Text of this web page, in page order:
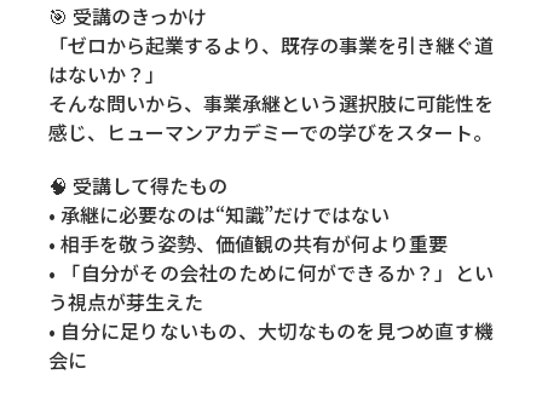
🎯 受講のきっかけ
「ゼロから起業するより、既存の事業を引き継ぐ道
はないか？」
そんな問いから、事業承継という選択肢に可能性を
感じ、ヒューマンアカデミーでの学びをスタート。
🧠 受講して得たもの
• 承継に必要なのは“知識”だけではない
• 相手を敬う姿勢、価値観の共有が何より重要
• 「自分がその会社のために何ができるか？」とい
う視点が芽生えた
• 自分に足りないもの、大切なものを見つめ直す機
会に